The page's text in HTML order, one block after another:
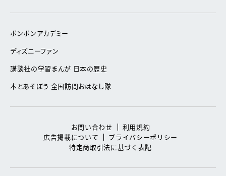
ボンボンアカデミー
ディズニーファン
講談社の学習まんが 日本の歴史
本とあそぼう 全国訪問おはなし隊
お問い合わせ
利用規約
広告掲載について
プライバシーポリシー
特定商取引法に基づく表記